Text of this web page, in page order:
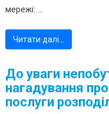
мережі: ...
Читати далі…
До уваги
нагадування
послуги